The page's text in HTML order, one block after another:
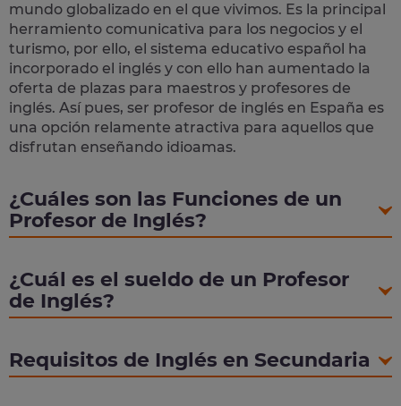
mundo globalizado en el que vivimos. Es la principal
herramiento comunicativa para los negocios y el
turismo, por ello, el sistema educativo español ha
incorporado el inglés y con ello han aumentado la
oferta de plazas para maestros y profesores de
inglés. Así pues, ser profesor de inglés en España es
una opción relamente atractiva para aquellos que
disfrutan enseñando idioamas.
¿Cuáles son las Funciones de un
Profesor de Inglés?
¿Cuál es el sueldo de un Profesor
de Inglés?
Requisitos de Inglés en Secundaria